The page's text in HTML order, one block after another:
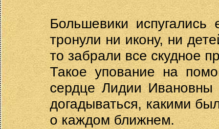
Большевики
тронули ни икону, ни
то забрали все скудное
Такое упование на
сердце Лидии Ивановны
догадываться, какими
о каждом ближнем.